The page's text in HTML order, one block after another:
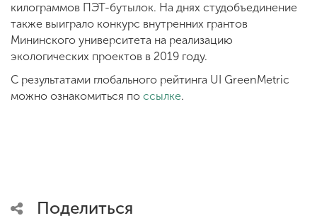
килограммов ПЭТ-бутылок. На днях студобъединение
также выиграло конкурс внутренних грантов
Мининского университета на реализацию
экологических проектов в 2019 году.
С результатами глобального рейтинга UI GreenMetric
можно ознакомиться по ссылке.
Поделиться